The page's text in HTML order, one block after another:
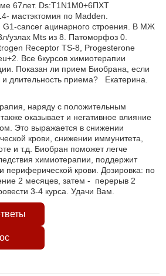
67лет. Ds:Т1N1М0+6ПХТ
мастэктомия по Madden.
G1-cancer ацинарного строения. В МЖ
узлах Mts из 8. Патоморфоз 0.
Receptor TS-8, Progesterone
Все 6курсов химиотерапии
Показан ли прием Биобрана, если
и длительность приема? Екатерина.
наряду с положительным
оказывает и негативное влияние
Это выражается в снижении
крови, снижении иммунитета,
и т.д. Биобран поможет легче
химиотерапии, поддержит
периферической крови. Дозировка: по
2 месяцев, затем - перерыв 2
3-4 курса. Удачи Вам.